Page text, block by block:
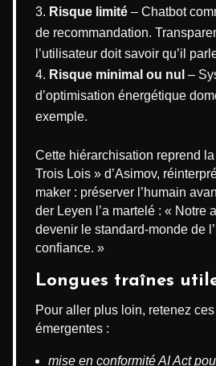
Risque limité – Chatbot
de recommandation.
l’utilisateur doit savoir qu’il
Risque minimal ou nul –
d’optimisation énergétique
exemple.
Cette hiérarchisation reprend
Trois Lois » d’Asimov,
maker : préserver l’humain
der Leyen l’a martelé : « Notre
devenir le standard-monde de
confiance. »
Longues traînes
Pour aller plus loin, retenez
émergentes :
mise en conformité AI Act